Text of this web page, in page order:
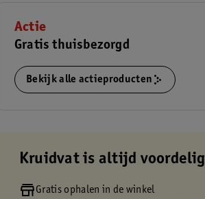
Actie
Gratis thuisbezorgd
Bekijk alle actieproducten
Kruidvat is altijd voordelig
Gratis ophalen in de winkel